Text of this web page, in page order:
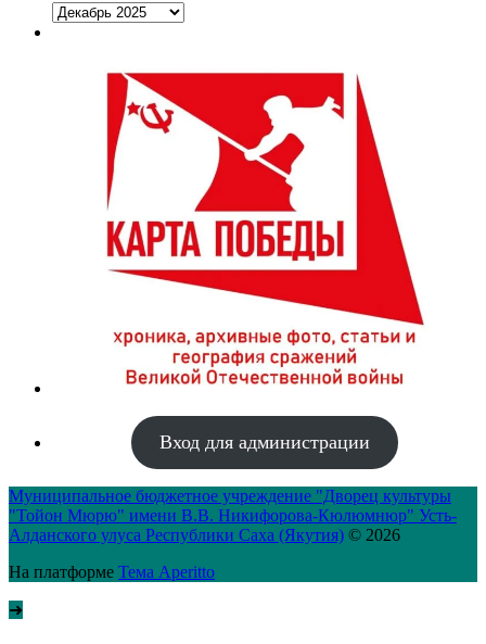
Архивы
Вход для администрации
Муниципальное бюджетное учреждение "Дворец культуры
"Тойон Мюрю" имени В.В. Никифорова-Кюлюмнюр" Усть-
Алданского улуса Республики Саха (Якутия) © 2026
На платформе Тема Aperitto
➜